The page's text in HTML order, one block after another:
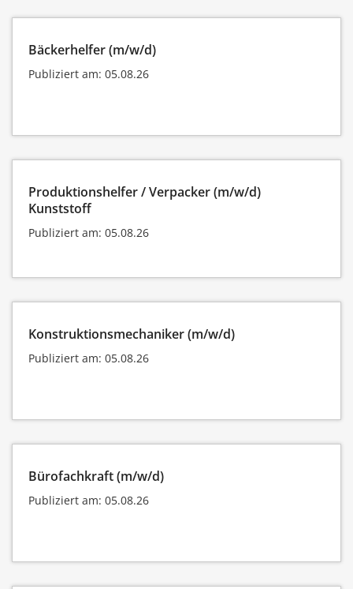
Bäckerhelfer (m/w/d)
Publiziert am: 05.08.26
Produktionshelfer / Verpacker (m/w/d)
Kunststoff
Publiziert am: 05.08.26
Konstruktionsmechaniker (m/w/d)
Publiziert am: 05.08.26
Bürofachkraft (m/w/d)
Publiziert am: 05.08.26